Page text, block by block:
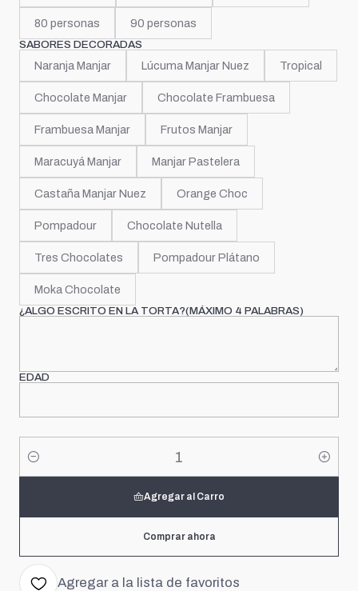
80 personas 90 personas
SABORES DECORADAS
Naranja Manjar Lúcuma Manjar Nuez Tropical
Chocolate Manjar Chocolate Frambuesa
Frambuesa Manjar Frutos Manjar
Maracuyá Manjar Manjar Pastelera
Castaña Manjar Nuez Orange Choc
Pompadour Chocolate Nutella
Tres Chocolates Pompadour Plátano
Moka Chocolate
¿ALGO ESCRITO EN LA TORTA?(MÁXIMO 4 PALABRAS)
EDAD
Cantidad
Agregar al Carro
Comprar ahora
Agregar a la lista de favoritos